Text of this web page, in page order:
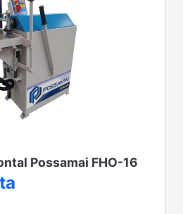
Possamai FHO-16